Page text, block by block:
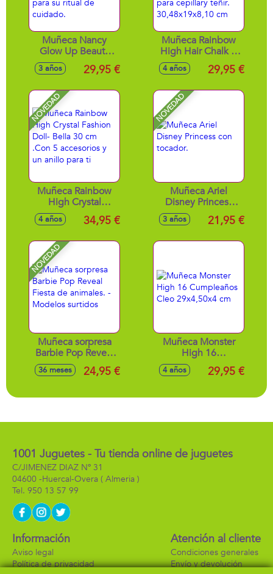
Muñeca Nancy
Glow Up Beauty
Pack 42 cm. Viste
un outfit súper
su ritual de
cuidado.
3 años 29,95 €
Muñeca Rainbow
High Hair Chalk &
Style Doll- Amaya.
Con pelo extra
teñir.
30,48x19x8,10 cm
4 años 29,95 €
NOVEDAD
Muñeca Rainbow
High Crystal
Fashion Doll- Bella
30 cm .Con 5
anillo para ti
4 años 34,95 €
NOVEDAD
Muñeca Ariel
Disney Princess
con tocador.
3 años 21,95 €
NOVEDAD
Muñeca sorpresa
Barbie Pop Reveal
Fiesta de animales.
- Modelos surtidos
36 meses 24,95 €
Muñeca Monster
High 16
Cumpleaños Cleo
29x4,50x4 cm
4 años 29,95 €
1001 Juguetes - Tu tienda online de juguetes
C/JIMENEZ DIAZ Nº 31
04600 -Huercal-Overa ( Almeria )
950 13 57 99
Información
Aviso legal
Política de privacidad
Atención al cliente
Condiciones generales
Envío y devolución